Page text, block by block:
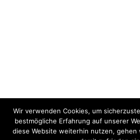
Wir verwenden Cookies, um
bestmögliche Erfahrung auf unserer
diese Website weiterhin nutzen, gehen